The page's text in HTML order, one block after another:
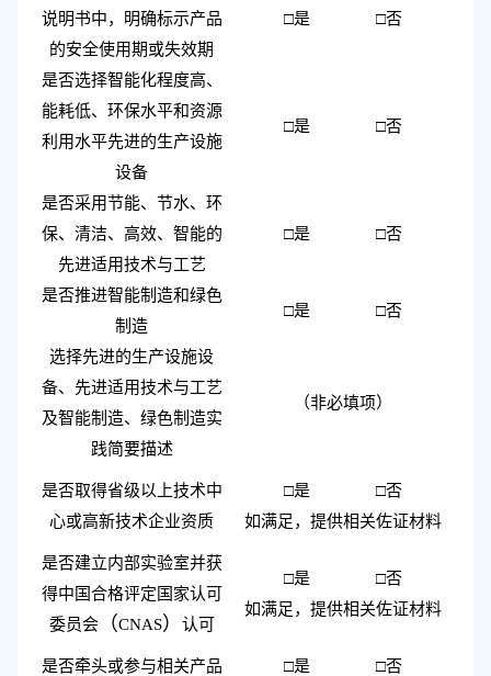
说明书中，明确标示产品
的安全使用期或失效期
□是 □否
是否选择智能化程度高、
能耗低、环保水平和资源
利用水平先进的生产设施
设备
□是 □否
是否采用节能、节水、环
保、清洁、高效、智能的
先进适用技术与工艺
□是 □否
是否推进智能制造和绿色
制造
□是 □否
选择先进的生产设施设
备、先进适用技术与工艺
及智能制造、绿色制造实
践简要描述
（非必填项）
是否取得省级以上技术中
心或高新技术企业资质
□是 □否
如满足， 提供相关佐证材料
是否建立内部实验室并获
得中国合格评定国家认可
委员会（CNAS） 认可
□是 □否
如满足， 提供相关佐证材料
是否牵头或参与相关产品
□是 □否